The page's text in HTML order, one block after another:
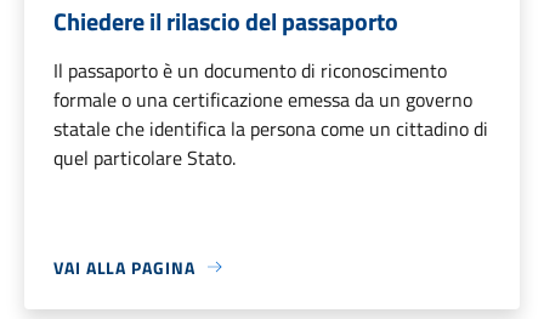
Chiedere il rilascio del passaporto
Il passaporto è un documento di riconoscimento
formale o una certificazione emessa da un governo
statale che identifica la persona come un cittadino di
quel particolare Stato.
VAI ALLA PAGINA